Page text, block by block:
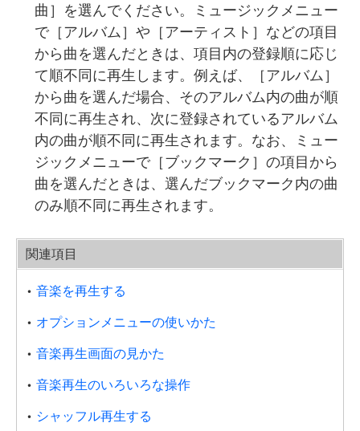
曲］を選んでください。ミュージックメニュー
で［アルバム］や［アーティスト］などの項目
から曲を選んだときは、項目内の登録順に応じ
て順不同に再生します。例えば、［アルバム］
から曲を選んだ場合、そのアルバム内の曲が順
不同に再生され、次に登録されているアルバム
内の曲が順不同に再生されます。なお、ミュー
ジックメニューで［ブックマーク］の項目から
曲を選んだときは、選んだブックマーク内の曲
のみ順不同に再生されます。
関連項目
音楽を再生する
オプションメニューの使いかた
音楽再生画面の見かた
音楽再生のいろいろな操作
シャッフル再生する